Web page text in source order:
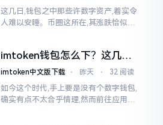
这几日,钱包之中那些许数字资产,着实令
人难以安睡。币圈这所在,其涨跌恰似翻
堆币
imtoken钱包怎么下？这几种
靠谱路子别走歪
imtoken中文版下载 ⋅ 昨天 ⋅ 32 阅读
如今这个时代,手上要是没有个数字钱包,
确实有点不太合乎情理,然而前往应用商